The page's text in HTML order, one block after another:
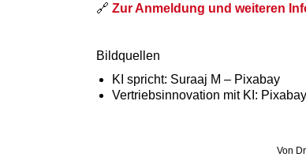
🔗 Zur Anmeldung und weiteren
Bildquellen
KI spricht: Suraaj M – Pixabay
Vertriebsinnovation mit KI: Pixabay
Von